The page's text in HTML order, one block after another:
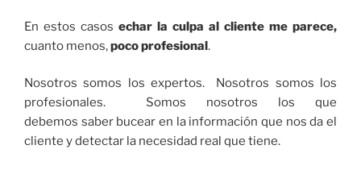
En estos casos echar la culpa al cliente me parece,
cuanto menos,poco profesional.
Nosotros somos los expertos. Nosotros somos los
profesionales. Somos nosotros los que
debemos saber bucear en la información que nos da el
cliente y detectar la necesidad real que tiene.